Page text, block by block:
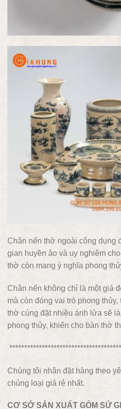
Chân nến thờ ngoài công dụng
gian huyền ảo và uy nghiêm
thờ còn mang ý nghĩa phong
Chân nến không chỉ là một giá
mà còn đóng vai trò phong
thờ cúng đặt nhiều ánh lửa sẽ
phong thủy, khiến cho bàn thờ
Chúng tôi nhận đặt hàng theo
chủng loại giá rẻ nhất.
CƠ SỞ SẢN XUẤT GỐM SỨ